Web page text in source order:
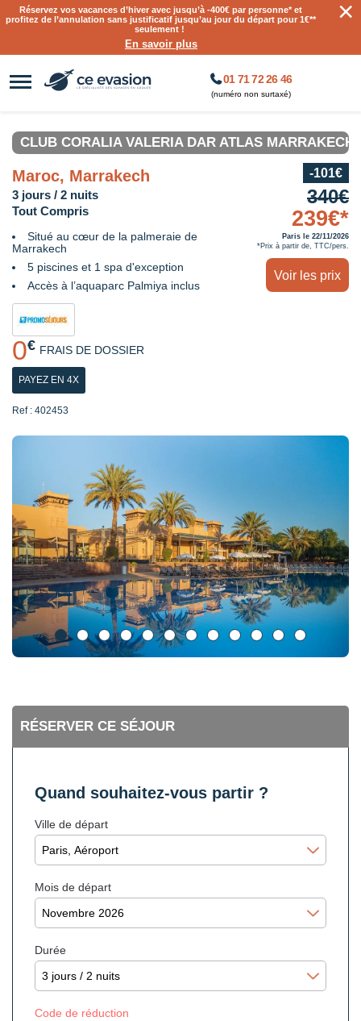
Réservez vos vacances d’hiver avec jusqu’à-400€ par personne* et
profitez de l’annulation sans justificatif jusqu’au jour du départ pour 1€**
seulement !
En savoir plus
×
01 71 72 26 46
(numéro non surtaxé)
CLUB CORALIA VALERIA DAR ATLAS MARRAKECH
Maroc, Marrakech
3 jours / 2 nuits
Tout Compris
Situé au cœur de la palmeraie de
Marrakech
5 piscines et 1 spa d'exception
Accès à l’aquaparc Palmiya inclus
0€ FRAIS DE DOSSIER
PAYEZ EN 4X
Ref : 402453
-101€
340€
239€*
Paris le 22/11/2026
*Prix à partir de, TTC/pers.
Voir les prix
RÉSERVER CE SÉJOUR
Quand souhaitez-vous partir ?
Ville de départ
Mois de départ
Durée
Code de réduction